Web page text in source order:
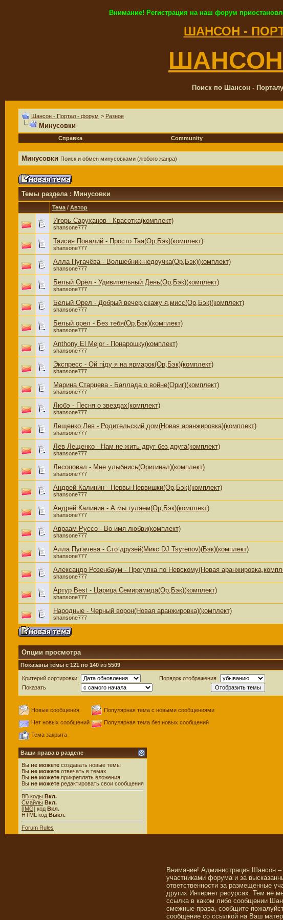
Внимание! Регистрация на наш форум
ШАНСОН -
ШАНСОН
Поиск по Шансон -
Шансон - Портал - форум > Разное
Минусовки
Справка
Community
Минусовки Поиск и обмен минусовками (любого жанра)
Темы раздела: Минусовки
Тема / Автор
Игорь Саруханов - Красотка(комплект)
shansone777
Таисия Повалий - Просто Тая(Ор,Бэк)(комплект)
shansone777
Алла Пугачёва - Волшебник-недоучка(Ор,Бэк)(комплект)
shansone777
Белый Орёл - Удивительный День(Ор,Бэк)(комплект)
shansone777
Белый Орел - Добрый вечер,скажу я,мисс(Ор,Бэк)(комплект)
shansone777
Белый орел - Без тебя(Ор,Бэк)(комплект)
shansone777
Anthony El Mejor - Понарошку(комплект)
shansone777
Экспресс - Ой піду я на ярмарок(Ор,Бэк)(комплект)
shansone777
Марина Старцева - Баллада о войне(Ориг)(комплект)
shansone777
Любэ - Песня о звездах(комплект)
shansone777
Лещенко Лев - Родительский дом(Новая аранжировка)(комплект)
shansone777
Лев Лещенко - Нам не жить друг без друга(комплект)
shansone777
Лесоповал - Мне улыбнись(Оригинал)(комплект)
shansone777
Андрей Калинин - Нервы-Нервишки(Ор,Бэк)(комплект)
shansone777
Андрей Калинин - А мы гуляем(Ор,Бэк)(комплект)
shansone777
Авраам Руссо - Во имя любви(комплект)
shansone777
Алла Пугачева - Сто друзей(Микс DJ Tsyrenov)(Бэк)(комплект)
shansone777
Александр Розенбаум - Прогулка по Невскому(Новая
shansone777
Артур Best - Царица Семирамида(Ор,Бэк)(комплект)
shansone777
Народные - Черный ворон(Новая аранжировка)(комплект)
shansone777
Опции просмотра
Показаны темы с 121 по 140 из 5509
Критерий сортировки
Порядок отображения
Показать
Новые сообщения
Популярная тема с новыми сообщениями
Нет новых сообщений
Популярная тема без новых сообщений
Тема закрыта
Ваши права в разделе
Вы не можете создавать новые темы
Вы не можете отвечать в темах
Вы не можете прикреплять вложения
Вы не можете редактировать свои сообщения
BB коды Вкл.
Смайлы Вкл.
[IMG] код Вкл.
HTML код Выкл.
Forum Rules
Внимание! Администрация Шансон
участниками форума и за
ответственности за размещенные
других Интернет ресурсах. Тем не
ссылка в каком либо сообщении
смежные права, сообщите
сообщение со ссылкой на Ваш